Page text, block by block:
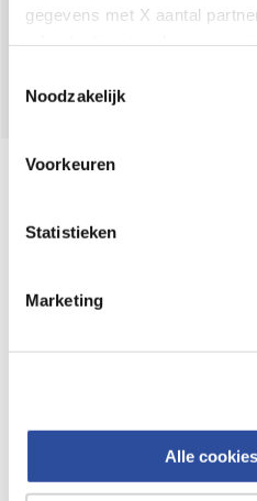
gegevens met X aantal
en de bewaartermijnen per
gegevensverwerking staat in
Noodzakelijk
Voorkeuren
Statistieken
Marketing
Alle
Volg
Online aanbieder
webshop mag
⁠Verantwoorde zorg,
Altijd onze folder bij